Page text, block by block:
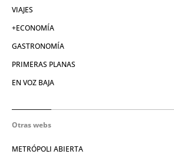
VIAJES
+ECONOMÍA
GASTRONOMÍA
PRIMERAS PLANAS
EN VOZ BAJA
Otras webs
METRÓPOLI ABIERTA